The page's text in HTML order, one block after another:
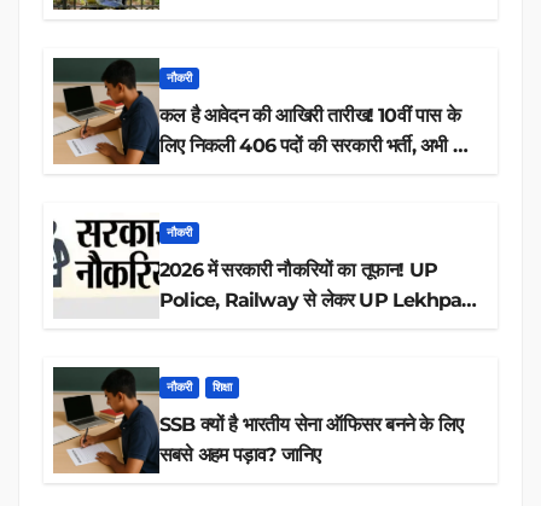
नौकरी
कल है आवेदन की आखिरी तारीख! 10वीं पास के
लिए निकली 406 पदों की सरकारी भर्ती, अभी करें
नौकरी
2026 में सरकारी नौकरियों का तूफान! UP
Police, Railway से लेकर UP Lekhpal
नौकरी शिक्षा
SSB क्यों है भारतीय सेना ऑफिसर बनने के लिए
सबसे अहम पड़ाव? जानिए